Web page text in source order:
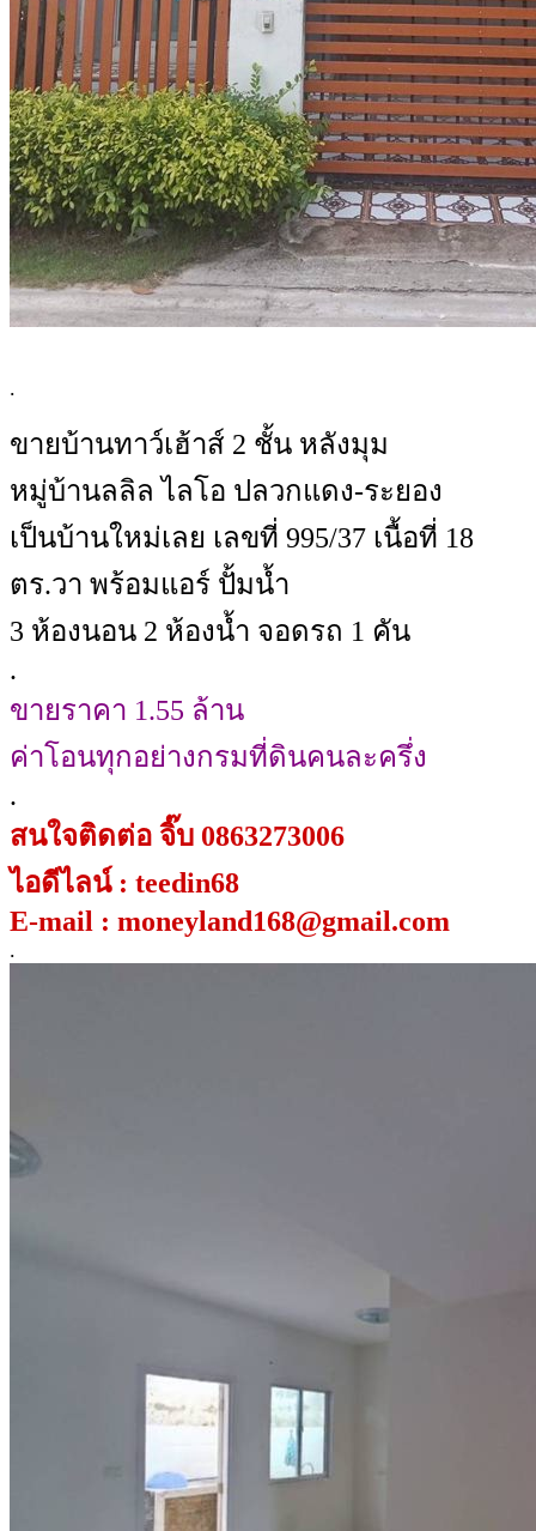
.
ขายบ้านทาว์เฮ้าส์ 2 ชั้น หลังมุม
หมู่บ้านลลิล ไลโอ ปลวกแดง-ระยอง
เป็นบ้านใหม่เลย เลขที่ 995/37 เนื้อที่ 18
ตร.วา พร้อมแอร์ ปั้มน้ำ
3 ห้องนอน 2 ห้องน้ำ จอดรถ 1 คัน
.
ขายราคา 1.55 ล้าน
ค่าโอนทุกอย่างกรมที่ดินคนละครึ่ง
.
สนใจติดต่อ จิ๊บ 0863273006
ไอดีไลน์ : teedin68
E-mail : moneyland168@gmail.com
.